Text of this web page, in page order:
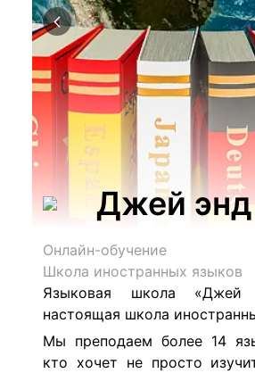
Джей
Онлайн-обучение
Школа иностранных языков
Языковая школа
настоящая школа
Мы преподаем более 14
кто хочет не просто